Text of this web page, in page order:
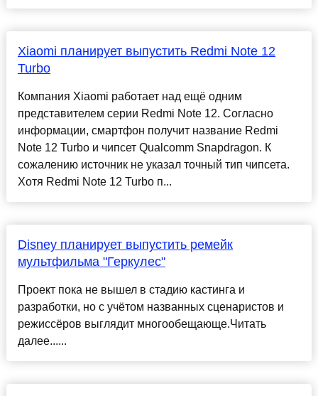
Xiaomi планирует выпустить Redmi Note 12
Turbo
Компания Xiaomi работает над ещё одним
представителем серии Redmi Note 12. Согласно
информации, смартфон получит название Redmi
Note 12 Turbo и чипсет Qualcomm Snapdragon. К
сожалению источник не указал точный тип чипсета.
Хотя Redmi Note 12 Turbo п...
Disney планирует выпустить ремейк
мультфильма "Геркулес"
Проект пока не вышел в стадию кастинга и
разработки, но с учётом названных сценаристов и
режиссёров выглядит многообещающе.Читать
далее......